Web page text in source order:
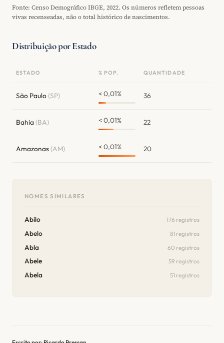
Fonte: Censo Demográfico IBGE, 2022. Os números refletem pessoas
vivas recenseadas, não o total histórico de nascimentos.
Distribuição por Estado
ESTADO % POP. QUANTIDADE
São Paulo(SP) < 0,01% 36
Bahia (BA) < 0,01% 22
Amazonas(AM) < 0,01% 20
NOMES SIMILARES
Abilo 176 registros
Abelo 81 registros
Abla 60 registros
Abele 59 registros
Abela 51 registros